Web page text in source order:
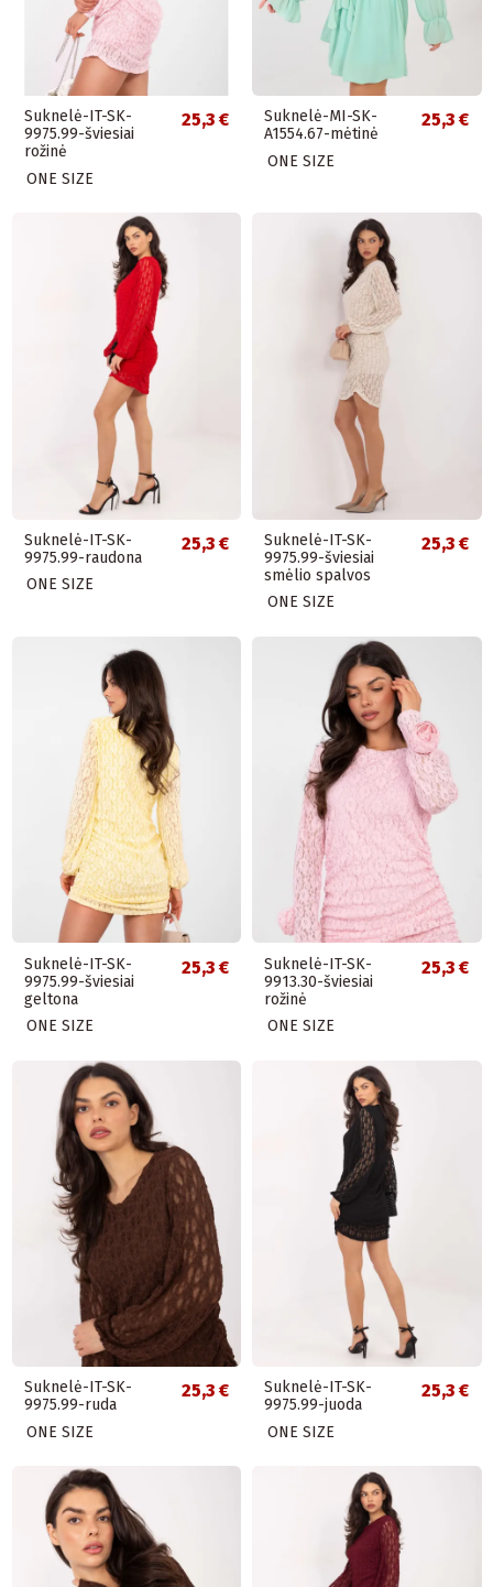
Suknelė-IT-SK-
9975.99-šviesiai
rožinė
25,3 €
ONE SIZE
Suknelė-MI-SK-
A1554.67-mėtinė
25,3 €
ONE SIZE
Suknelė-IT-SK-
9975.99-raudona
25,3 €
ONE SIZE
Suknelė-IT-SK-
9975.99-šviesiai
smėlio spalvos
25,3 €
ONE SIZE
Suknelė-IT-SK-
9975.99-šviesiai
geltona
25,3 €
ONE SIZE
Suknelė-IT-SK-
9913.30-šviesiai
rožinė
25,3 €
ONE SIZE
Suknelė-IT-SK-
9975.99-ruda
25,3 €
ONE SIZE
Suknelė-IT-SK-
9975.99-juoda
25,3 €
ONE SIZE